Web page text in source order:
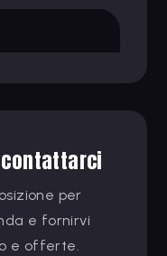
per
e fornirvi
e offerte.